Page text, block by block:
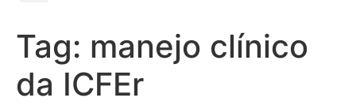
Tag: manejo clínico
da ICFEr